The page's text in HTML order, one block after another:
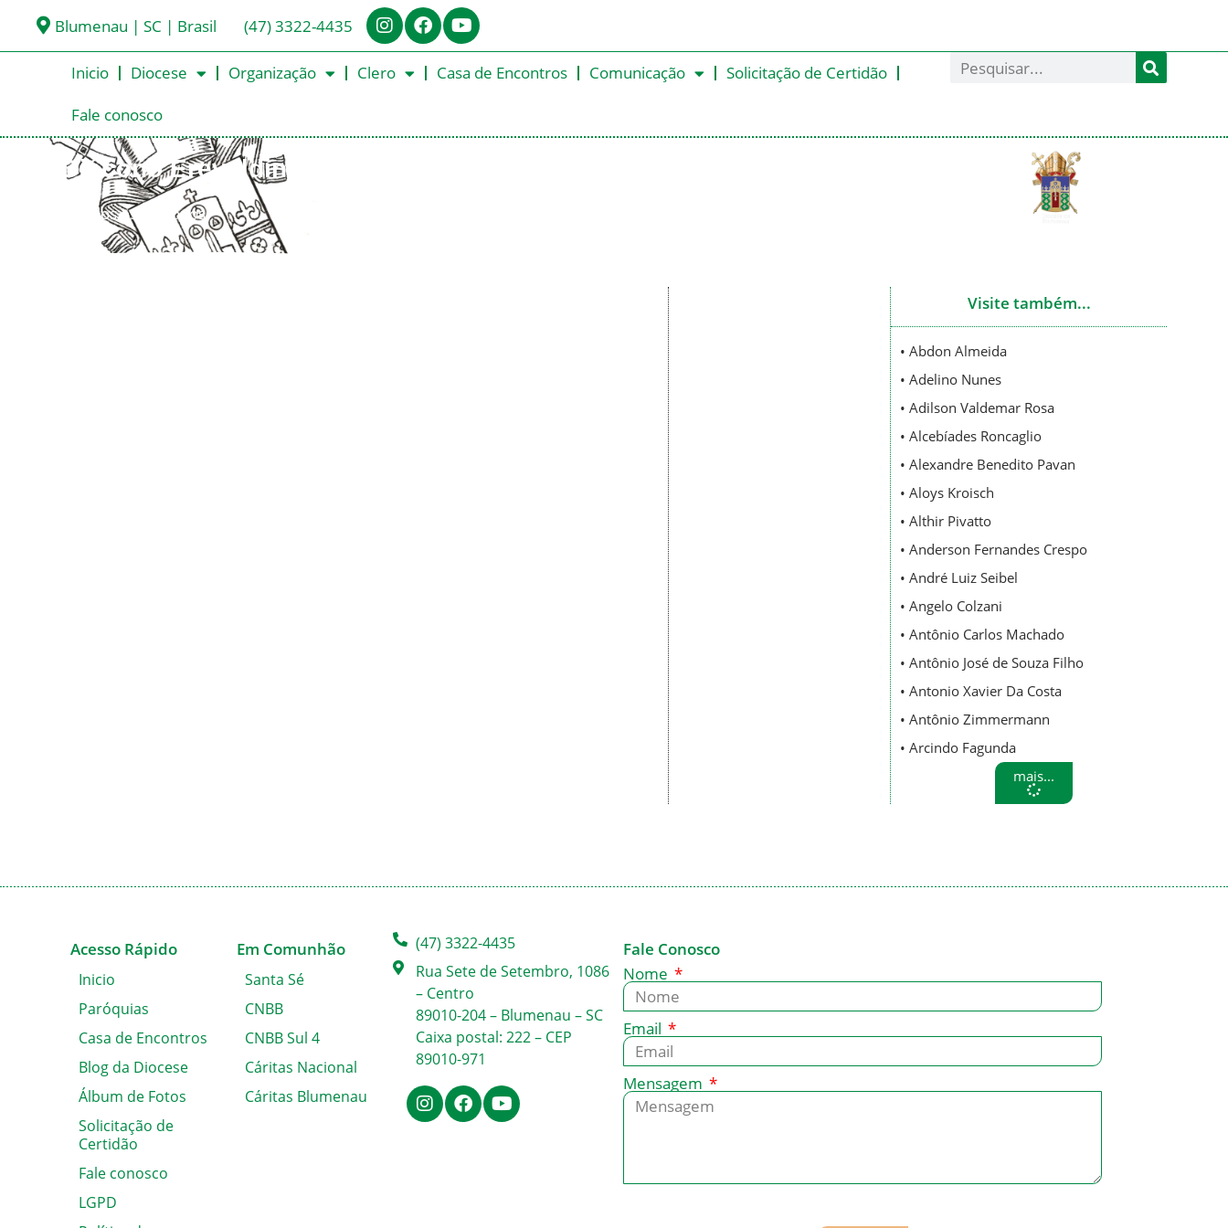
Blumenau | SC | Brasil (47) 3322-4435
Inicio Diocese Organização Clero Casa de Encontros Comunicação
Solicitação de Certidão
Fale conosco
Diácono Erevaldino Marques Estamado
< Todos os Diáconos
Visite também...
• Abdon Almeida
• Adelino Nunes
• Adilson Valdemar Rosa
• Alcebíades Roncaglio
• Alexandre Benedito Pavan
• Aloys Kroisch
• Althir Pivatto
• Anderson Fernandes Crespo
• André Luiz Seibel
• Angelo Colzani
• Antônio Carlos Machado
• Antônio José de Souza Filho
• Antonio Xavier Da Costa
• Antônio Zimmermann
• Arcindo Fagunda
mais...
Acesso Rápido
Inicio
Paróquias
Casa de Encontros
Blog da Diocese
Álbum de Fotos
Solicitação de
Certidão
Fale conosco
LGPD
Em Comunhão
Santa Sé
CNBB
CNBB Sul 4
Cáritas Nacional
Cáritas Blumenau
(47) 3322-4435
Rua Sete de Setembro, 1086
– Centro
89010-204 – Blumenau – SC
Caixa postal: 222 – CEP
89010-971
Fale Conosco
Nome
Email
Mensagem